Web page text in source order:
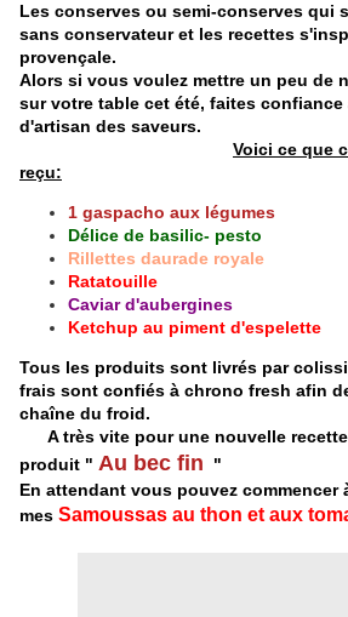
Les conserves ou semi-conserves qui
sans conservateur et les recettes
provençale.
Alors si vous voulez mettre un peu de
sur votre table cet été, faites
d'artisan des saveurs.
Voici ce que
reçu:
1 gaspacho aux légumes
Délice de basilic- pesto
Rillettes daurade royale
Ratatouille
Caviar d'aubergines
Ketchup au piment d'espelette
Tous les produits sont livrés par
frais sont confiés à chrono fresh afin
chaîne du froid.
A très vite pour une nouvelle recette
produit " Au bec fin "
En attendant vous pouvez commencer
mes Samoussas au thon et aux